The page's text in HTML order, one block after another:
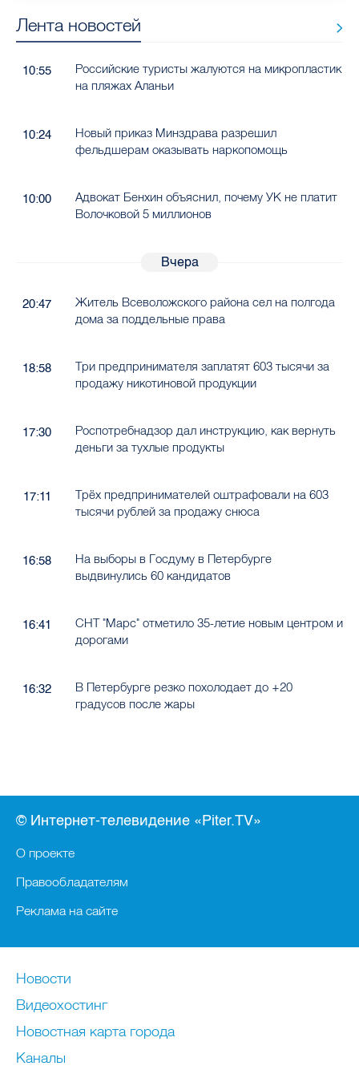
Лента новостей
10:55
Российские туристы жалуются на микропластик
на пляжах Аланьи
10:24
Новый приказ Минздрава разрешил
фельдшерам оказывать наркопомощь
10:00
Адвокат Бенхин объяснил, почему УК не платит
Волочковой 5 миллионов
Вчера
20:47
Житель Всеволожского района сел на полгода
дома за поддельные права
18:58
Три предпринимателя заплатят 603 тысячи за
продажу никотиновой продукции
17:30
Роспотребнадзор дал инструкцию, как вернуть
деньги за тухлые продукты
17:11
Трёх предпринимателей оштрафовали на 603
тысячи рублей за продажу снюса
16:58
На выборы в Госдуму в Петербурге
выдвинулись 60 кандидатов
16:41
СНТ "Марс" отметило 35-летие новым центром и
дорогами
16:32
В Петербурге резко похолодает до +20
градусов после жары
© Интернет-телевидение «Piter.TV»
О проекте
Правообладателям
Реклама на сайте
Новости
Видеохостинг
Новостная карта города
Каналы